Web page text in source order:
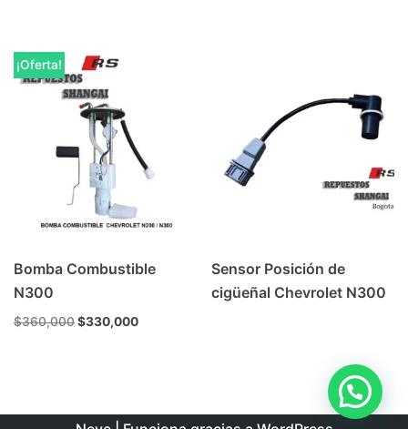
¡Oferta!
Bomba Combustible
N300
$360,000$330,000
Sensor Posición de
cigüeñal Chevrolet N300